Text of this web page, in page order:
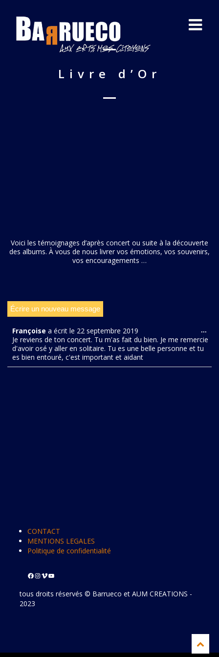
Livre d’Or
Voici les témoignages d’après concert ou suite à la découverte
des albums. À vous de nous livrer vos émotions, vos souvenirs,
vos encouragements …
Françoise a écrit le 22 septembre 2019
Je reviens de ton concert. Tu m'as fait du bien. Je me remercie
d'avoir osé y aller en solitaire. Tu es une belle personne et tu
es bien entouré, c'est important et aidant
...
CONTACT
MENTIONS LEGALES
Politique de confidentialité
tous droits réservés © Barrueco et AUM CREATIONS -
2023